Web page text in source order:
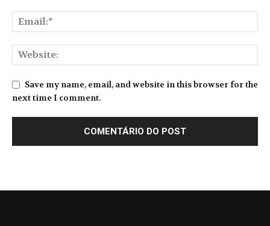
Save my name, email, and website in this browser for the
next time I comment.